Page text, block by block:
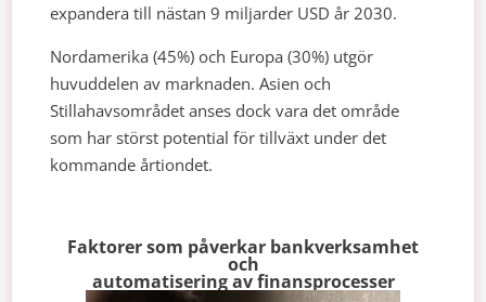
expandera till nästan 9 miljarder USD år 2030.
Nordamerika (45%) och Europa (30%) utgör
huvuddelen av marknaden. Asien och
Stillahavsområdet anses dock vara det område
som har störst potential för tillväxt under det
kommande årtiondet.
Faktorer som påverkar bankverksamhet
och
automatisering av finansprocesser